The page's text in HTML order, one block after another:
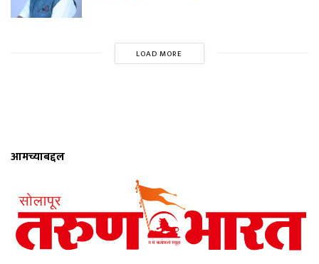
LOAD MORE
आमच्याबद्दल